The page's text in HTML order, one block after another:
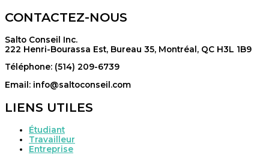
CONTACTEZ-NOUS
Salto Conseil Inc.
222 Henri-Bourassa Est, Bureau 35, Montréal, QC H3L 1B9
Téléphone: (514) 209-6739
Email: info@saltoconseil.com
LIENS UTILES
Étudiant
Travailleur
Entreprise